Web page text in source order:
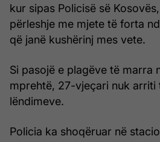
kur sipas Policisë së
përleshje me mjete të forta
që janë kushërinj mes vete.
Si pasojë e plagëve të marra
mprehtë, 27-vjeçari nuk arriti
lëndimeve.
Policia ka shoqëruar në